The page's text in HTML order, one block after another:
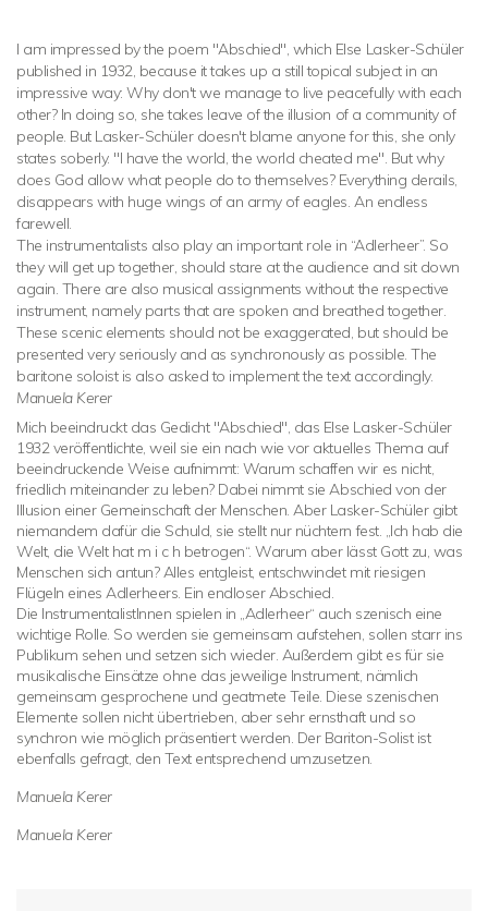
I am impressed by the poem "Abschied", which Else Lasker-Schüler
published in 1932, because it takes up a still topical subject in an
impressive way: Why don't we manage to live peacefully with each
other? In doing so, she takes leave of the illusion of a community of
people. But Lasker-Schüler doesn't blame anyone for this, she only
states soberly. "I have the world, the world cheated me". But why
does God allow what people do to themselves? Everything derails,
disappears with huge wings of an army of eagles. An endless
farewell.
The instrumentalists also play an important role in “Adlerheer”. So
they will get up together, should stare at the audience and sit down
again. There are also musical assignments without the respective
instrument, namely parts that are spoken and breathed together.
These scenic elements should not be exaggerated, but should be
presented very seriously and as synchronously as possible. The
baritone soloist is also asked to implement the text accordingly.
Manuela Kerer
Mich beeindruckt das Gedicht "Abschied", das Else Lasker-Schüler
1932 veröffentlichte, weil sie ein nach wie vor aktuelles Thema auf
beeindruckende Weise aufnimmt: Warum schaffen wir es nicht,
friedlich miteinander zu leben? Dabei nimmt sie Abschied von der
Illusion einer Gemeinschaft der Menschen. Aber Lasker-Schüler gibt
niemandem dafür die Schuld, sie stellt nur nüchtern fest. „Ich hab die
Welt, die Welt hat m i c h betrogen“. Warum aber lässt Gott zu, was
Menschen sich antun? Alles entgleist, entschwindet mit riesigen
Flügeln eines Adlerheers. Ein endloser Abschied.
Die InstrumentalistInnen spielen in „Adlerheer“ auch szenisch eine
wichtige Rolle. So werden sie gemeinsam aufstehen, sollen starr ins
Publikum sehen und setzen sich wieder. Außerdem gibt es für sie
musikalische Einsätze ohne das jeweilige Instrument, nämlich
gemeinsam gesprochene und geatmete Teile. Diese szenischen
Elemente sollen nicht übertrieben, aber sehr ernsthaft und so
synchron wie möglich präsentiert werden. Der Bariton-Solist ist
ebenfalls gefragt, den Text entsprechend umzusetzen.
Manuela Kerer
Manuela Kerer